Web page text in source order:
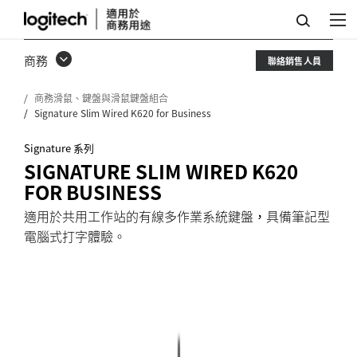
SIGNATURE
SLIM
WIRED
K620
FOR
BUSINESS
商務 聯絡銷售人員
商務滑鼠、鍵盤與滑鼠鍵盤組合
Signature Slim Wired K620 for Business
Signature 系列
SIGNATURE SLIM WIRED K620
FOR BUSINESS
適用於共用工作站的有線多作業系統鍵盤，具備筆記型
電腦式打字體驗。